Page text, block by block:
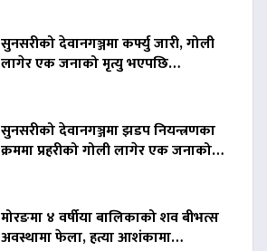
सुनसरीको देवानगञ्जमा कर्फ्यु जारी, गोली
लागेर एक जनाको मृत्यु भएपछि…
सुनसरीको देवानगञ्जमा झडप नियन्त्रणका
क्रममा प्रहरीको गोली लागेर एक जनाको…
मोरङमा ४ वर्षीया बालिकाको शव बीभत्स
अवस्थामा फेला, हत्या आशंकामा…